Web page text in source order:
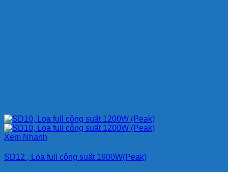
Xem Nhanh
SD12 , Loa full công suất 1600W(Peak)